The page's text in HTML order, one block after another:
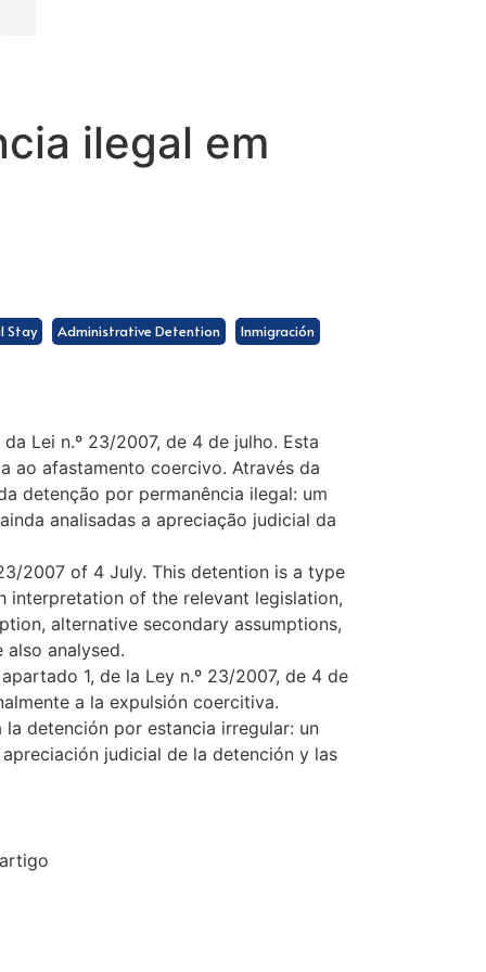
ilegal em
Stay Administrative Detention Inmigración
Lei n.º 23/2007, de 4 de julho. Esta
ao afastamento coercivo. Através da
detenção por permanência ilegal: um
analisadas a apreciação judicial da
2007 of 4 July. This detention is a type
interpretation of the relevant legislation,
alternative secondary assumptions,
analysed.
1, de la Ley n.º 23/2007, de 4 de
a la expulsión coercitiva.
detención por estancia irregular: un
judicial de la detención y las